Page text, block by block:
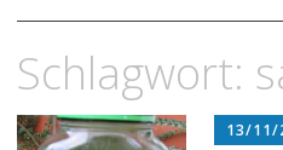
Inhalt
Schlagwort:
13/11/